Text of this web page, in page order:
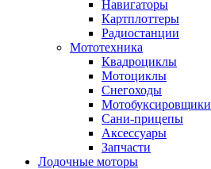
Навигаторы
Картплоттеры
Радиостанции
Мототехника
Квадроциклы
Мотоциклы
Снегоходы
Мотобуксировщики
Сани-прицепы
Аксессуары
Запчасти
Лодочные моторы